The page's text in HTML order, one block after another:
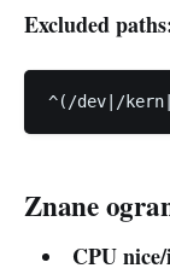
Excluded
Znane
CPU